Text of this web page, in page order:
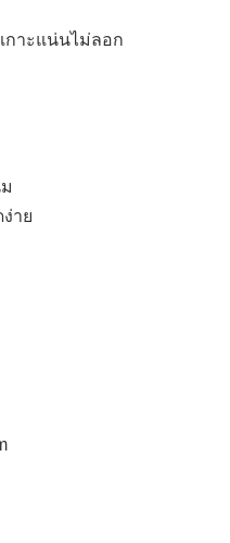
กาะแน่นไม่ลอก
าย